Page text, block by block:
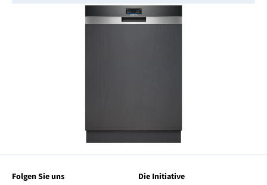
Folgen Sie uns
Die Initiative